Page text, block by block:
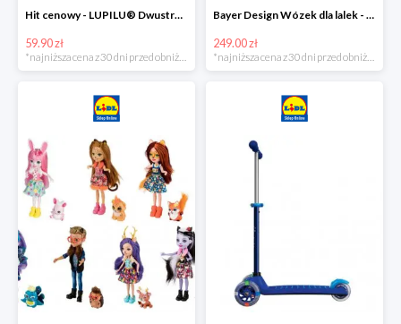
Hit cenowy - LUPILU® Dwustronna kurtka pikowana dziewczęca
59.90 zł
*najniższa cena z 30 dni przed obniżką
Bayer Design Wózek dla lalek - megazestaw
249.00 zł
*najniższa cena z 30 dni przed obniżką